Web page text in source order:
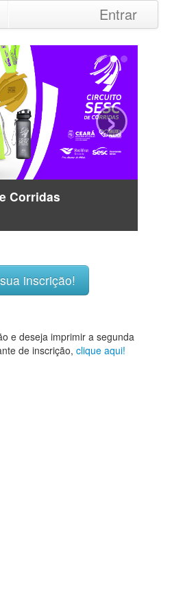
Entrar
Corridas
›
inscrição!
e deseja imprimir a segunda
de inscrição, clique aqui!